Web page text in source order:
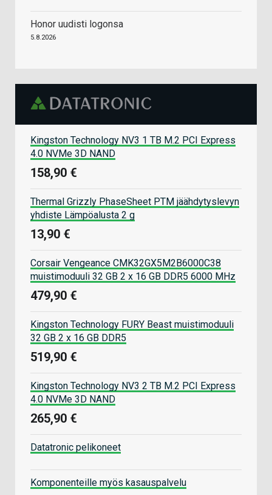
Honor uudisti logonsa
5.8.2026
Kingston Technology NV3 1 TB M.2 PCI Express
4.0 NVMe 3D NAND
158,90 €
Thermal Grizzly PhaseSheet PTM jäähdytyslevyn
yhdiste Lämpöalusta 2 g
13,90 €
Corsair Vengeance CMK32GX5M2B6000C38
muistimoduuli 32 GB 2 x 16 GB DDR5 6000 MHz
479,90 €
Kingston Technology FURY Beast muistimoduuli
32 GB 2 x 16 GB DDR5
519,90 €
Kingston Technology NV3 2 TB M.2 PCI Express
4.0 NVMe 3D NAND
265,90 €
Datatronic pelikoneet
Komponenteille myös kasauspalvelu